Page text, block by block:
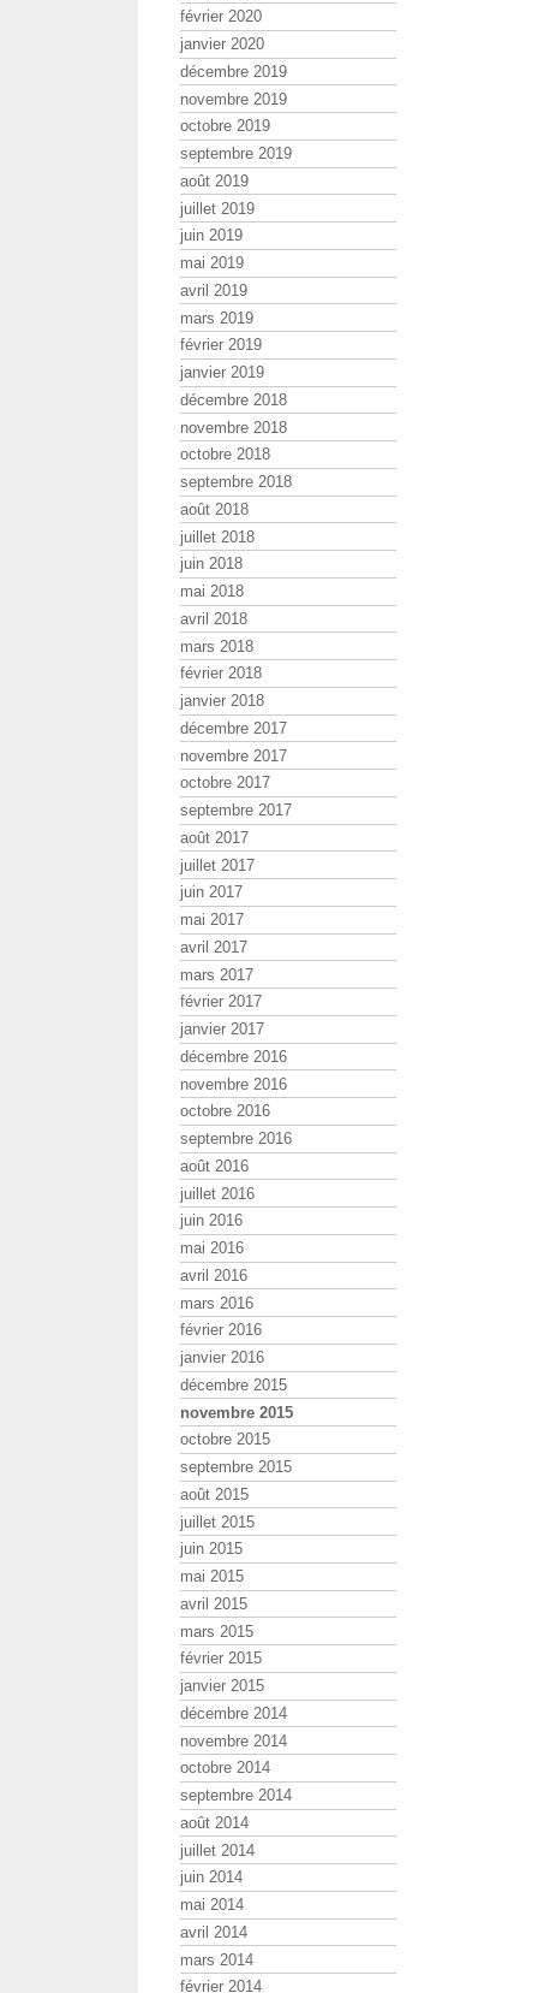
février 2020
janvier 2020
décembre 2019
novembre 2019
octobre 2019
septembre 2019
août 2019
juillet 2019
juin 2019
mai 2019
avril 2019
mars 2019
février 2019
janvier 2019
décembre 2018
novembre 2018
octobre 2018
septembre 2018
août 2018
juillet 2018
juin 2018
mai 2018
avril 2018
mars 2018
février 2018
janvier 2018
décembre 2017
novembre 2017
octobre 2017
septembre 2017
août 2017
juillet 2017
juin 2017
mai 2017
avril 2017
mars 2017
février 2017
janvier 2017
décembre 2016
novembre 2016
octobre 2016
septembre 2016
août 2016
juillet 2016
juin 2016
mai 2016
avril 2016
mars 2016
février 2016
janvier 2016
décembre 2015
novembre 2015
octobre 2015
septembre 2015
août 2015
juillet 2015
juin 2015
mai 2015
avril 2015
mars 2015
février 2015
janvier 2015
décembre 2014
novembre 2014
octobre 2014
septembre 2014
août 2014
juillet 2014
juin 2014
mai 2014
avril 2014
mars 2014
février 2014